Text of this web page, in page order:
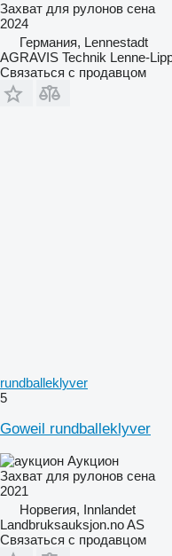
Захват для рулонов сена
2024
Германия, Lennestadt
AGRAVIS Technik Lenne-
Связаться с продавцом
rundballeklyver
5
Goweil rundballeklyver
Аукцион
Захват для рулонов сена
2021
Норвегия, Innlandet
Landbruksauksjon.no AS
Связаться с продавцом